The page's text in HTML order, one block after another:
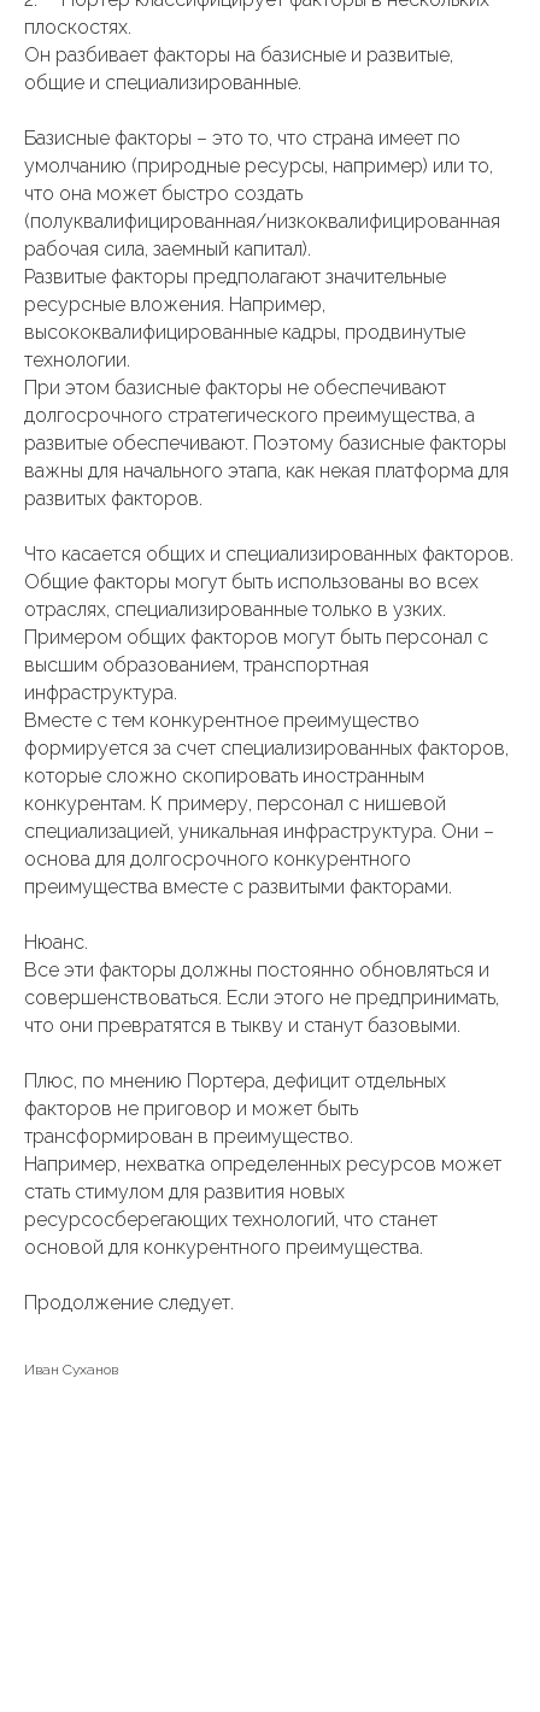
плоскостях.
Он разбивает факторы на базисные и развитые,
общие и специализированные.
Базисные факторы – это то, что страна имеет по
умолчанию (природные ресурсы, например) или то,
что она может быстро создать
(полуквалифицированная/низкоквалифицированная
рабочая сила, заемный капитал).
Развитые факторы предполагают значительные
ресурсные вложения. Например,
высококвалифицированные кадры, продвинутые
технологии.
При этом базисные факторы не обеспечивают
долгосрочного стратегического преимущества, а
развитые обеспечивают. Поэтому базисные факторы
важны для начального этапа, как некая платформа для
развитых факторов.
Что касается общих и специализированных факторов.
Общие факторы могут быть использованы во всех
отраслях, специализированные только в узких.
Примером общих факторов могут быть персонал с
высшим образованием, транспортная
инфраструктура.
Вместе с тем конкурентное преимущество
формируется за счет специализированных факторов,
которые сложно скопировать иностранным
конкурентам. К примеру, персонал с нишевой
специализацией, уникальная инфраструктура. Они –
основа для долгосрочного конкурентного
преимущества вместе с развитыми факторами.
Нюанс.
Все эти факторы должны постоянно обновляться и
совершенствоваться. Если этого не предпринимать,
что они превратятся в тыкву и станут базовыми.
Плюс, по мнению Портера, дефицит отдельных
факторов не приговор и может быть
трансформирован в преимущество.
Например, нехватка определенных ресурсов может
стать стимулом для развития новых
ресурсосберегающих технологий, что станет
основой для конкурентного преимущества.
Продолжение следует.
Иван Суханов